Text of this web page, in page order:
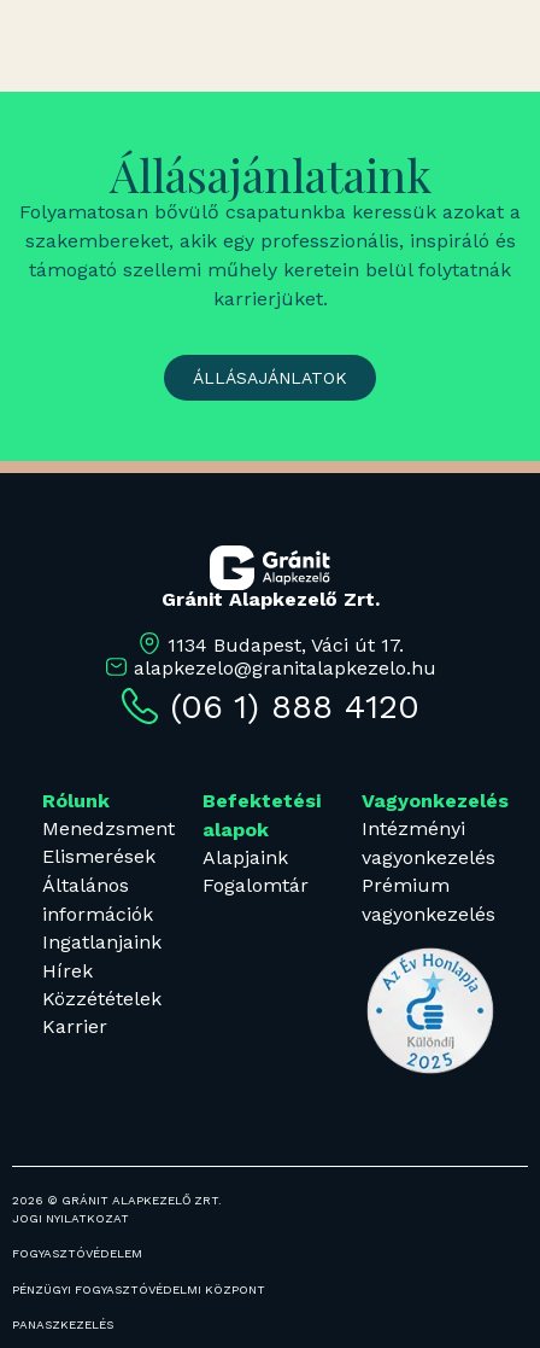
Állásajánlataink
Folyamatosan bővülő csapatunkba keressük azokat a
szakembereket, akik egy professzionális, inspiráló és
támogató szellemi műhely keretein belül folytatnák
karrierjüket.
ÁLLÁSAJÁNLATOK
Gránit Alapkezelő Zrt.
1134 Budapest, Váci út 17.
alapkezelo@granitalapkezelo.hu
(06 1) 888 4120
Rólunk
Menedzsment
Elismerések
Általános
információk
Ingatlanjaink
Hírek
Közzétételek
Karrier
Befektetési
alapok
Alapjaink
Fogalomtár
Vagyonkezelés
Intézményi
vagyonkezelés
Prémium
vagyonkezelés
2026 © GRÁNIT ALAPKEZELŐ ZRT.
JOGI NYILATKOZAT
FOGYASZTÓVÉDELEM
PÉNZÜGYI FOGYASZTÓVÉDELMI KÖZPONT
PANASZKEZELÉS